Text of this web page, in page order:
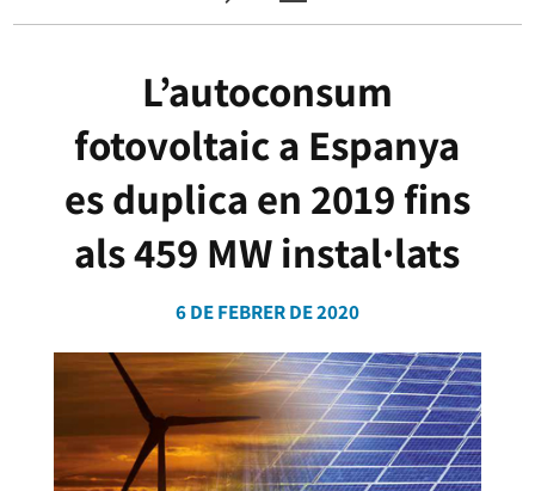
L’autoconsum
fotovoltaic a Espanya
es duplica en 2019 fins
als 459 MW instal·lats
6 DE FEBRER DE 2020